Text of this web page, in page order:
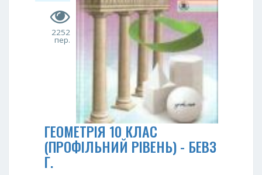
2252
пер.
ГЕОМЕТРІЯ 10 КЛАС
(ПРОФІЛЬНИЙ РІВЕНЬ) - БЕВЗ
Г.